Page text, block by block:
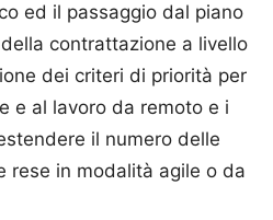
ed il passaggio dal piano
contrattazione a livello
dei criteri di priorità per
e al lavoro da remoto e i
il numero delle
rese in modalità agile o da